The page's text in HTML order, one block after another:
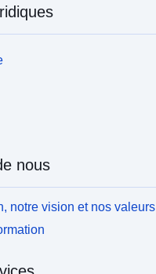
nous
notre vision et nos valeurs